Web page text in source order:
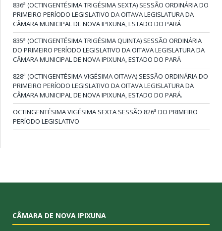
836ª (OCTINGENTÉSIMA TRIGÉSIMA SEXTA) SESSÃO ORDINÁRIA DO
PRIMEIRO PERÍODO LEGISLATIVO DA OITAVA LEGISLATURA DA
CÂMARA MUNICIPAL DE NOVA IPIXUNA, ESTADO DO PARÁ
835ª (OCTINGENTÉSIMA TRIGÉSIMA QUINTA) SESSÃO ORDINÁRIA
DO PRIMEIRO PERÍODO LEGISLATIVO DA OITAVA LEGISLATURA DA
CÂMARA MUNICIPAL DE NOVA IPIXUNA, ESTADO DO PARÁ
828ª (OCTINGENTÉSIMA VIGÉSIMA OITAVA) SESSÃO ORDINÁRIA DO
PRIMEIRO PERÍODO LEGISLATIVO DA OITAVA LEGISLATURA DA
CÂMARA MUNICIPAL DE NOVA IPIXUNA, ESTADO DO PARÁ.
OCTINGENTÉSIMA VIGÉSIMA SEXTA SESSÃO 826ª DO PRIMEIRO
PERÍODO LEGISLATIVO
CÂMARA DE NOVA IPIXUNA